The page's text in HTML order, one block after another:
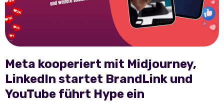
Meta kooperiert mit Midjourney,
LinkedIn startet BrandLink und
YouTube führt Hype ein